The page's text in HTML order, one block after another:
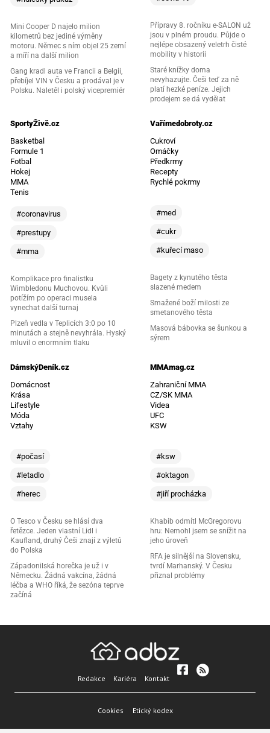
Mini Cooper D najelo milion
kilometrů bez jediné výměny
motoru. Němec s ním objel 25 zemí
a míří na další milion
Gang kradl auta ve Francii a Belgii,
přebíjel VIN v Česku a prodával je v
Polsku. Naletěl i polský vicepremiér
Přípravy 8. ročníku e-SALON už
jsou v plném proudu. Půjde o
nejlépe obsazený veletrh čisté
mobility v historii
Staré knížky doma
nevyhazujte. Češi teď za ně
platí hezké peníze. Jejich
prodejem se dá vydělat
SportyŽivě.cz
Basketbal
Formule 1
Fotbal
Hokej
MMA
Tenis
#coronavirus
#prestupy
#mma
Komplikace pro finalistku
Wimbledonu Muchovou. Kvůli
potížím po operaci musela
vynechat další turnaj
Plzeň vedla v Teplicích 3:0 po 10
minutách a stejně nevyhrála. Hyský
mluvil o enormním tlaku
Vařímedobroty.cz
Cukroví
Omáčky
Předkrmy
Recepty
Rychlé pokrmy
#med
#cukr
#kuřecí maso
Bagety z kynutého těsta
slazené medem
Smažené boží milosti ze
smetanového těsta
Masová bábovka se šunkou a
sýrem
DámskýDeník.cz
Domácnost
Krása
Lifestyle
Móda
Vztahy
#počasí
#letadlo
#herec
O Tesco v Česku se hlásí dva
řetězce. Jeden vlastní Lidl i
Kaufland, druhý Češi znají z výletů
do Polska
Západonilská horečka je už i v
Německu. Žádná vakcína, žádná
léčba a WHO říká, že sezóna teprve
začíná
MMAmag.cz
Zahraniční MMA
CZ/SK MMA
Videa
UFC
KSW
#ksw
#oktagon
#jiří procházka
Khabib odmítl McGregorovu
hru: Nemohl jsem se snížit na
jeho úroveň
RFA je silnější na Slovensku,
tvrdí Marhanský. V Česku
přiznal problémy
Redakce Kariéra Kontakt
Cookies Etický kodex